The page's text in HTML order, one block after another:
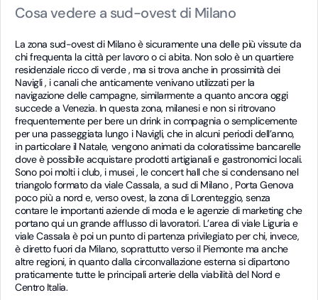
Cosa vedere a sud-ovest di Milano
La zona sud-ovest di Milano è sicuramente una delle più vissute da
chi frequenta la città per lavoro o ci abita. Non solo è un quartiere
residenziale ricco di verde , ma si trova anche in prossimità dei
Navigli , i canali che anticamente venivano utilizzati per la
navigazione delle campagne, similarmente a quanto ancora oggi
succede a Venezia. In questa zona, milanesi e non si ritrovano
frequentemente per bere un drink in compagnia o semplicemente
per una passeggiata lungo i Navigli, che in alcuni periodi dell’anno,
in particolare il Natale, vengono animati da coloratissime bancarelle
dove è possibile acquistare prodotti artigianali e gastronomici locali.
Sono poi molti i club, i musei , le concert hall che si condensano nel
triangolo formato da viale Cassala, a sud di Milano , Porta Genova
poco più a nord e, verso ovest, la zona di Lorenteggio, senza
contare le importanti aziende di moda e le agenzie di marketing che
portano qui un grande afflusso di lavoratori. L’area di viale Liguria e
viale Cassala è poi un punto di partenza privilegiato per chi, invece,
è diretto fuori da Milano, soprattutto verso il Piemonte ma anche
altre regioni, in quanto dalla circonvallazione esterna si dipartono
praticamente tutte le principali arterie della viabilità del Nord e
Centro Italia.